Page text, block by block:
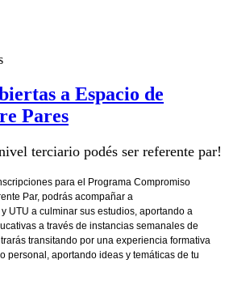
a Espacio de
Pares
terciario podés ser referente par!
para el Programa Compromiso
Par, podrás acompañar a
UTU a culminar sus estudios, aportando a
a través de instancias semanales de
transitando por una experiencia formativa
personal, aportando ideas y temáticas de tu